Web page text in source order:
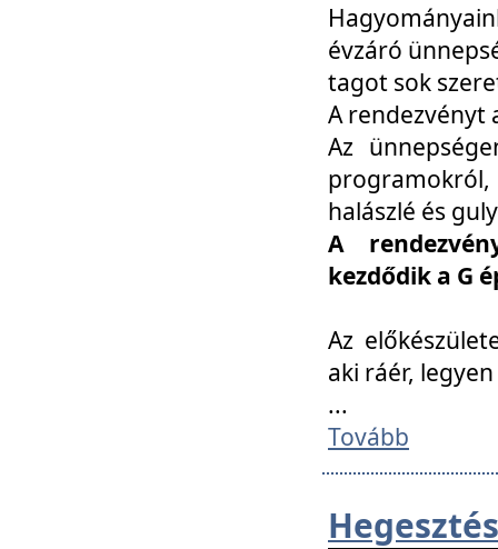
évzáró
tagot sok
A rendezvényt
Az
halászlé és
A
kezdődik a G
Az
aki ráér,
...
Tovább